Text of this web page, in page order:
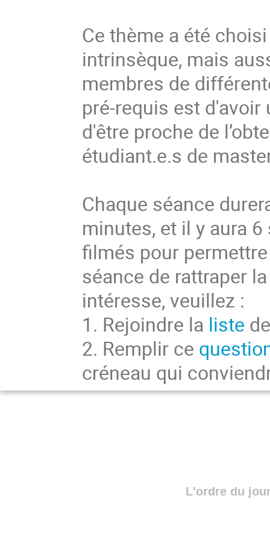
Ce thème a été
intrinsèque, mais
membres de
pré-requis est
d'être proche de
étudiant.e.s de
Chaque séance
minutes, et il y aura
filmés pour
séance de rattraper
intéresse, veuillez :
1. Rejoindre la liste
2. Remplir ce
créneau qui
L'ordre du